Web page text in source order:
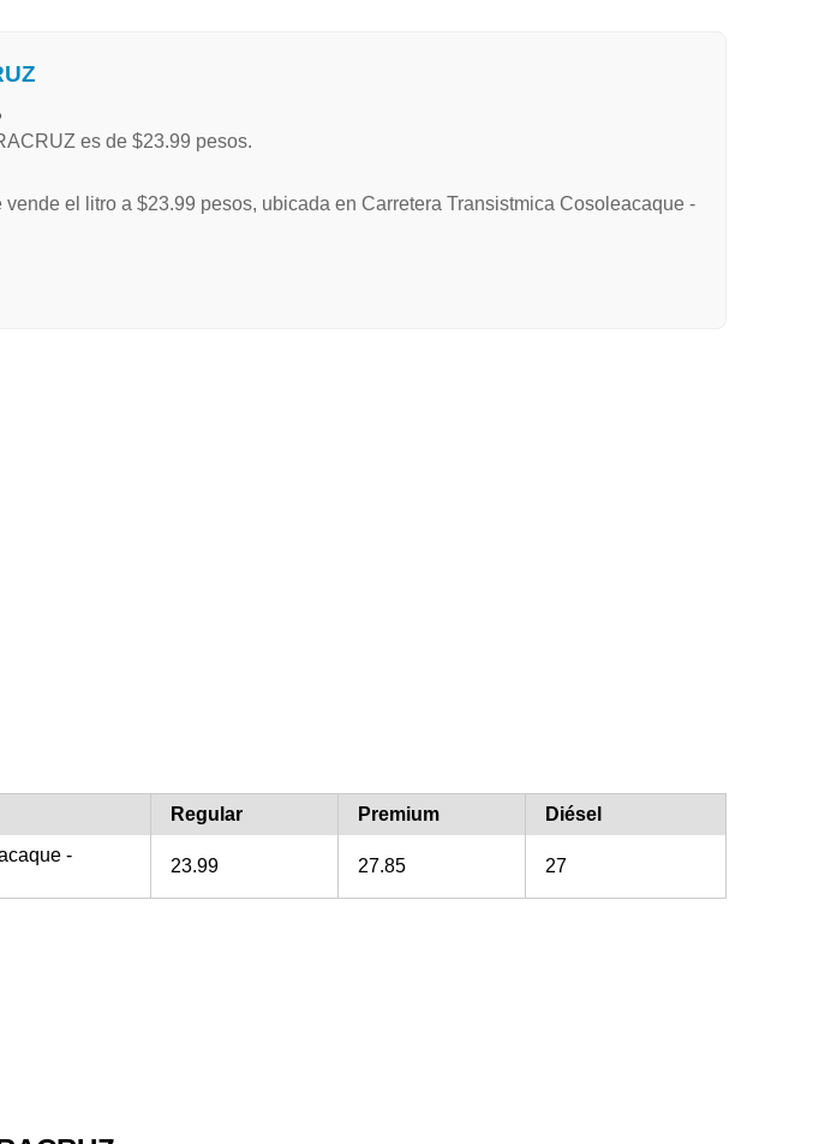
es de $23.99 pesos.
vende el litro a $23.99 pesos, ubicada en Carretera Transistmica Cosoleacaque -
Regular Premium
Diésel
-
23.99 27.85 27